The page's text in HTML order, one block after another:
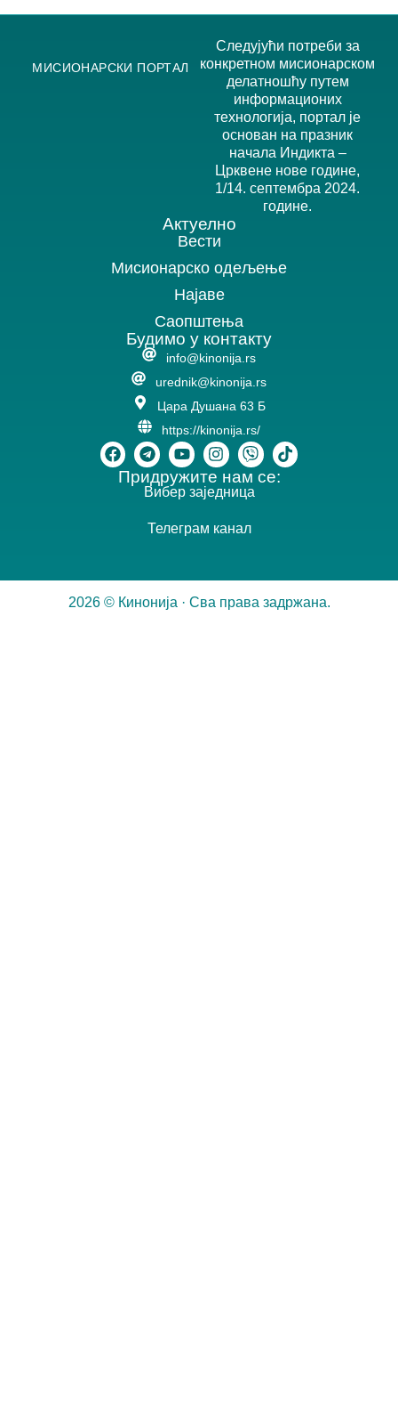
МИСИОНАРСКИ ПОРТАЛ
Следујући потреби за
конкретном мисионарском
делатношћу путем
информационих
технологија, портал је
основан на празник
начала Индикта –
Црквене нове године,
1/14. септембра 2024.
године.
Актуелно
Вести
Мисионарско одељење
Најаве
Саопштења
Будимо у контакту
info@kinonija.rs
urednik@kinonija.rs
Цара Душана 63 Б
https://kinonija.rs/
Придружите нам се:
Вибер заједница
Телеграм канал
2026 © Кинонија · Сва права задржана.